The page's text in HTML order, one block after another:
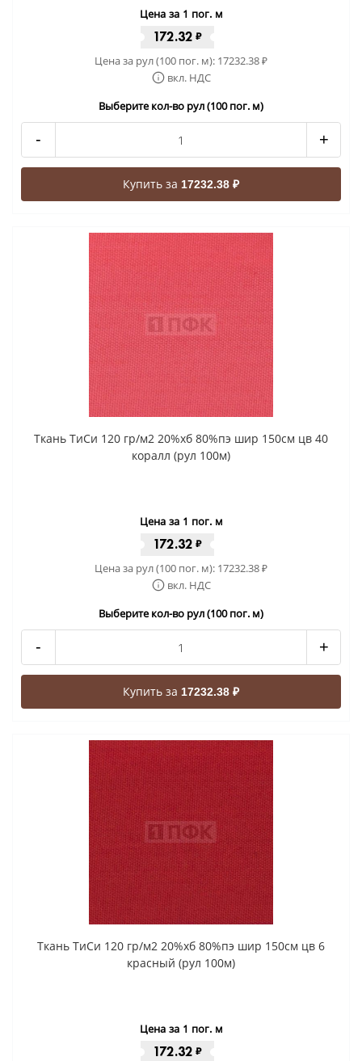
Цена за 1 пог. м
172.32 ₽
Цена за рул (100 пог. м): 17232.38₽
вкл. НДС
Выберите кол-во рул (100 пог. м)
- +
Купить за 17232.38 ₽
Ткань ТиСи 120 гр/м2 20%хб 80%пэ шир 150см цв 40
коралл (рул 100м)
Цена за 1 пог. м
172.32 ₽
Цена за рул (100 пог. м): 17232.38₽
вкл. НДС
Выберите кол-во рул (100 пог. м)
- +
Купить за 17232.38 ₽
Ткань ТиСи 120 гр/м2 20%хб 80%пэ шир 150см цв 6
красный (рул 100м)
Цена за 1 пог. м
172.32 ₽